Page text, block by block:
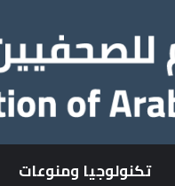
تكنولوجيا ومنوعات